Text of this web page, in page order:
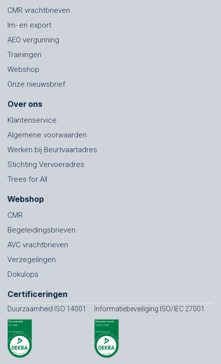
CMR vrachtbrieven
Im- en export
AEO vergunning
Trainingen
Webshop
Onze nieuwsbrief
Over ons
Klantenservice
Algemene voorwaarden
Werken bij Beurtvaartadres
Stichting Vervoeradres
Trees for All
Webshop
CMR
Begeleidingsbrieven
AVC vrachtbrieven
Verzegelingen
Dokulops
Certificeringen
Duurzaamheid ISO 14001 Informatiebeveiliging ISO/IEC 27001